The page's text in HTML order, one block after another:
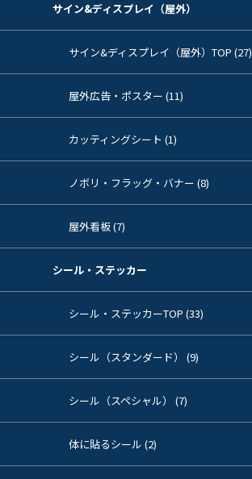
サイン&ディスプレイ（屋外）
サイン&ディスプレイ（屋外）TOP (27)
屋外広告・ポスター (11)
カッティングシート (1)
ノボリ・フラッグ・バナー (8)
屋外看板 (7)
シール・ステッカー
シール・ステッカーTOP (33)
シール（スタンダード） (9)
シール（スペシャル） (7)
体に貼るシール (2)